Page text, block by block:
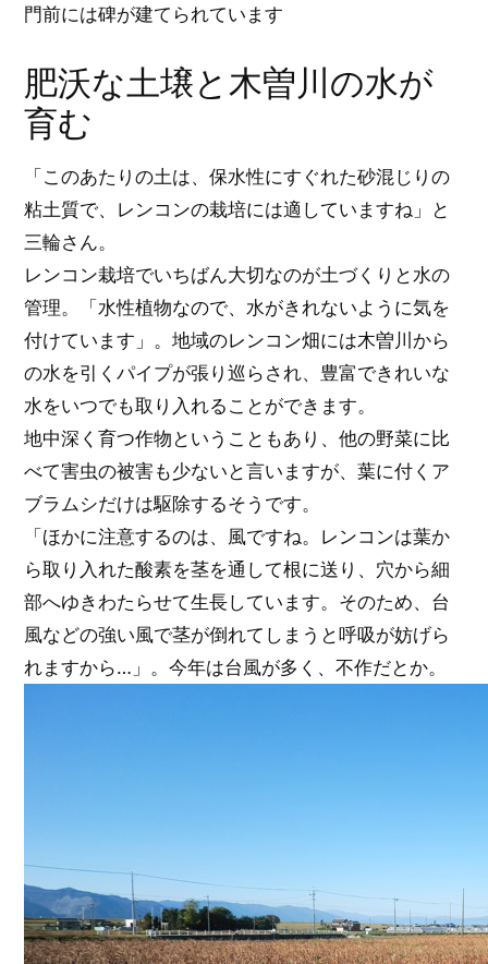
門前には碑が建てられています
肥沃な土壌と木曽川の水が
育む
「このあたりの土は、保水性にすぐれた砂混じりの
粘土質で、レンコンの栽培には適していますね」と
三輪さん。
レンコン栽培でいちばん大切なのが土づくりと水の
管理。「水性植物なので、水がきれないように気を
付けています」。地域のレンコン畑には木曽川から
の水を引くパイプが張り巡らされ、豊富できれいな
水をいつでも取り入れることができます。
地中深く育つ作物ということもあり、他の野菜に比
べて害虫の被害も少ないと言いますが、葉に付くア
ブラムシだけは駆除するそうです。
「ほかに注意するのは、風ですね。レンコンは葉か
ら取り入れた酸素を茎を通して根に送り、穴から細
部へゆきわたらせて生長しています。そのため、台
風などの強い風で茎が倒れてしまうと呼吸が妨げら
れますから…」。今年は台風が多く、不作だとか。